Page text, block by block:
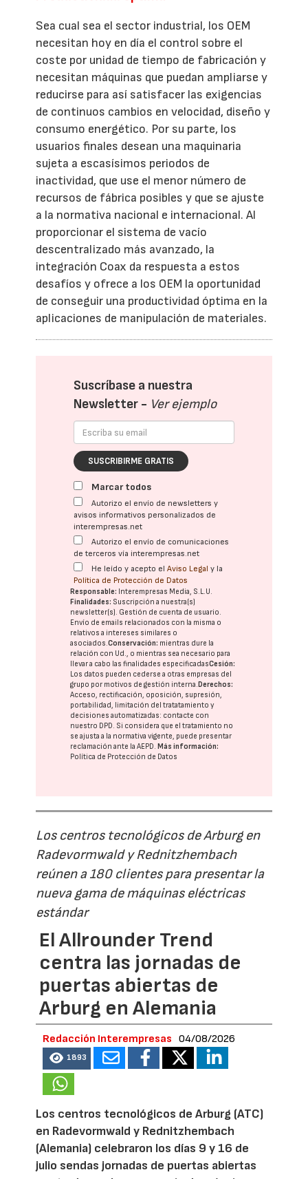
Sea cual sea el sector industrial, los OEM
necesitan hoy en día el control sobre el
coste por unidad de tiempo de fabricación y
necesitan máquinas que puedan ampliarse y
reducirse para así satisfacer las exigencias
de continuos cambios en velocidad, diseño y
consumo energético. Por su parte, los
usuarios finales desean una maquinaria
sujeta a escasísimos periodos de
inactividad, que use el menor número de
recursos de fábrica posibles y que se ajuste
a la normativa nacional e internacional. Al
proporcionar el sistema de vacío
descentralizado más avanzado, la
integración Coax da respuesta a estos
desafíos y ofrece a los OEM la oportunidad
de conseguir una productividad óptima en la
aplicaciones de manipulación de materiales.
Suscríbase a nuestra
Newsletter - Ver ejemplo
SUSCRIBIRME GRATIS
Marcar todos
Autorizo el envío de newsletters y
avisos informativos personalizados de
interempresas.net
Autorizo el envío de comunicaciones
de terceros vía interempresas.net
He leído y acepto elAviso Legal y la
Política de Protección de Datos
Responsable: Interempresas Media, S.L.U.
Finalidades: Suscripción a nuestra(s)
newsletter(s). Gestión de cuenta de usuario.
Envío de emails relacionados con la misma o
relativos a intereses similares o
asociados.Conservación: mientras dure la
relación con Ud., o mientras sea necesario para
llevar a cabo las finalidades especificadasCesión:
Los datos pueden cederse a otras empresas del
grupo por motivos de gestión interna. Derechos:
Acceso, rectificación, oposición, supresión,
portabilidad, limitación del tratatamiento y
decisiones automatizadas: contacte con
nuestro DPD. Si considera que el tratamiento no
se ajusta a la normativa vigente, puede presentar
reclamación ante laAEPD. Más información:
Política de Protección de Datos
Los centros tecnológicos de Arburg en
Radevormwald y Rednitzhembach
reúnen a 180 clientes para presentar la
nueva gama de máquinas eléctricas
estándar
El Allrounder Trend
centra las jornadas de
puertas abiertas de
Arburg en Alemania
Redacción Interempresas 04/08/2026
1893
Los centros tecnológicos de Arburg (ATC)
en Radevormwald y Rednitzhembach
(Alemania) celebraron los días 9 y 16 de
julio sendas jornadas de puertas abiertas